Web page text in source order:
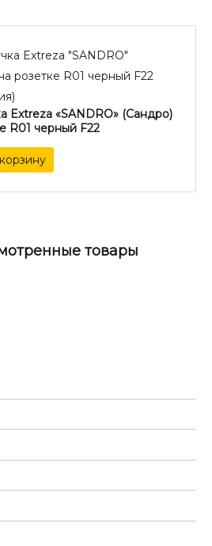
Extreza «SANDRO» (Сандро)
R01 черный F22
товары